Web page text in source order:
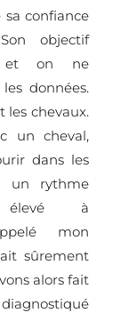
confiance
objectif
et on ne
données.
les chevaux.
un cheval,
dans les
un rythme
élevé à
mon
sûrement
alors fait